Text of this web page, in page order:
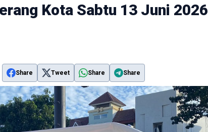
Kota Sabtu 13 Juni 2026
Share Tweet Share Share